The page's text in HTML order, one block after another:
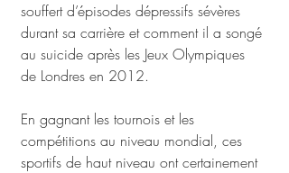
souffert d’épisodes dépressifs sévères
durant sa carrière et comment il a songé
au suicide après les Jeux Olympiques
de Londres en 2012.
En gagnant les tournois et les
compétitions au niveau mondial, ces
sportifs de haut niveau ont certainement